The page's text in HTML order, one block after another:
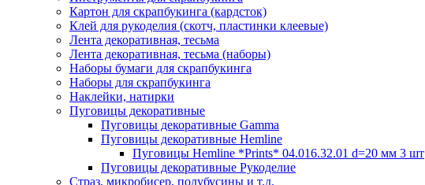
Картон для скрапбукинга (кардсток)
Клей для рукоделия (скотч, пластинки клеевые)
Лента декоративная, тесьма
Лента декоративная, тесьма (наборы)
Наборы бумаги для скрапбукинга
Наборы для скрапбукинга
Наклейки, натирки
Пуговицы декоративные
Пуговицы декоративные Gamma
Пуговицы декоративные Hemline
Пуговицы Hemline *Prints* 04.016.32.01 d=20 мм 3 шт
Пуговицы декоративные Рукоделие
Страз, микробисер, полубусины и т.д.